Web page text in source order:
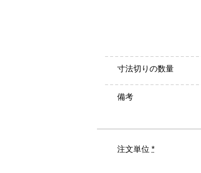
寸法切りの数量
備考
注文単位 *